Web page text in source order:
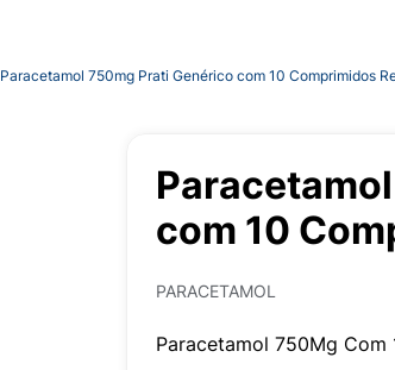
Paracetamol 750mg Prati Genérico com 10 Comprimidos
com 10
PARACETAMOL
Paracetamol 750Mg